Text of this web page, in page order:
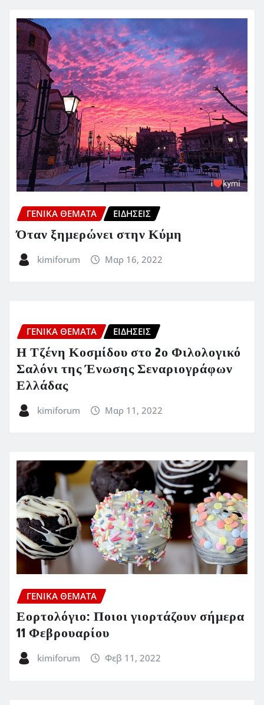
ΓΕΝΙΚΑ ΘΕΜΑΤΑ ΕΙΔΗΣΕΙΣ
Όταν ξημερώνει στην Κύμη
kimiforum Μαρ 16, 2022
ΓΕΝΙΚΑ ΘΕΜΑΤΑ ΕΙΔΗΣΕΙΣ
Η Τζένη Κοσμίδου στο 2ο Φιλολογικό
Σαλόνι της Ένωσης Σεναριογράφων
Ελλάδας
kimiforum Μαρ 11, 2022
ΓΕΝΙΚΑ ΘΕΜΑΤΑ
Εορτολόγιο: Ποιοι γιορτάζουν σήμερα
11 Φεβρουαρίου
kimiforum Φεβ 11, 2022